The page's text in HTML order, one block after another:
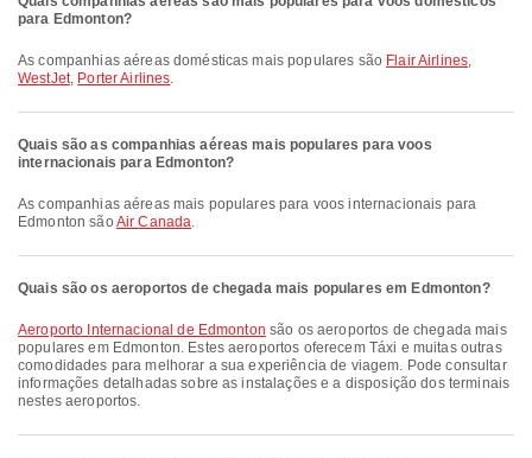
para Edmonton?
As companhias aéreas domésticas mais populares são Flair Airlines,
WestJet, Porter Airlines.
Quais são as companhias aéreas mais populares para voos
internacionais para Edmonton?
As companhias aéreas mais populares para voos internacionais para
Edmonton sãoAir Canada.
Quais são os aeroportos de chegada mais populares em Edmonton?
Aeroporto Internacional de Edmonton são os aeroportos de chegada mais
populares em Edmonton. Estes aeroportos oferecem Táxi e muitas outras
comodidades para melhorar a sua experiência de viagem. Pode consultar
informações detalhadas sobre as instalações e a disposição dos terminais
nestes aeroportos.